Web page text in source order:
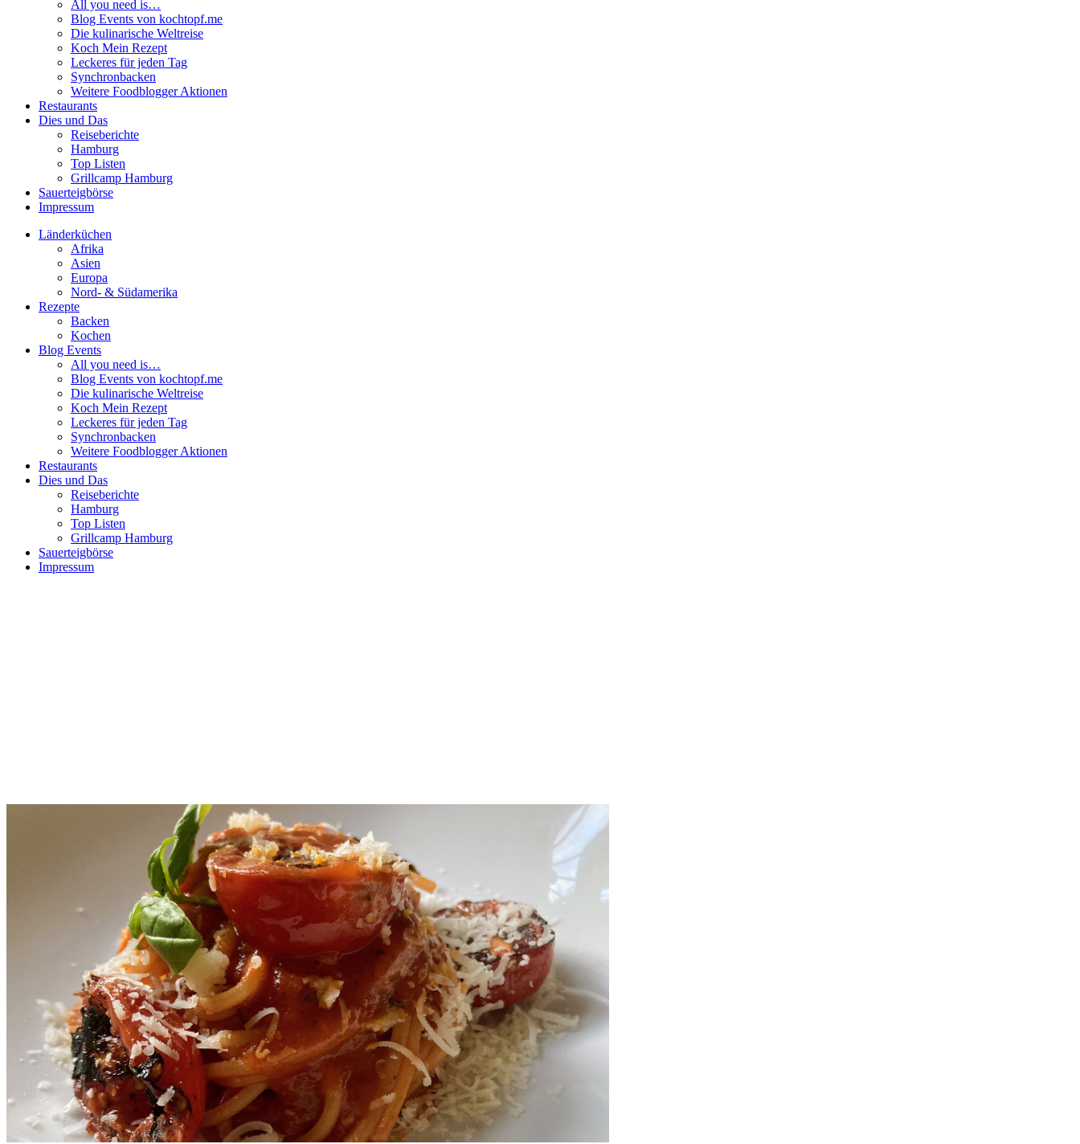
All you need is…
Blog Events von kochtopf.me
Die kulinarische Weltreise
Koch Mein Rezept
Leckeres für jeden Tag
Synchronbacken
Weitere Foodblogger Aktionen
Restaurants
Dies und Das
Reiseberichte
Hamburg
Top Listen
Grillcamp Hamburg
Sauerteigbörse
Impressum
Länderküchen
Afrika
Asien
Europa
Nord- & Südamerika
Rezepte
Backen
Kochen
Blog Events
All you need is…
Blog Events von kochtopf.me
Die kulinarische Weltreise
Koch Mein Rezept
Leckeres für jeden Tag
Synchronbacken
Weitere Foodblogger Aktionen
Restaurants
Dies und Das
Reiseberichte
Hamburg
Top Listen
Grillcamp Hamburg
Sauerteigbörse
Impressum